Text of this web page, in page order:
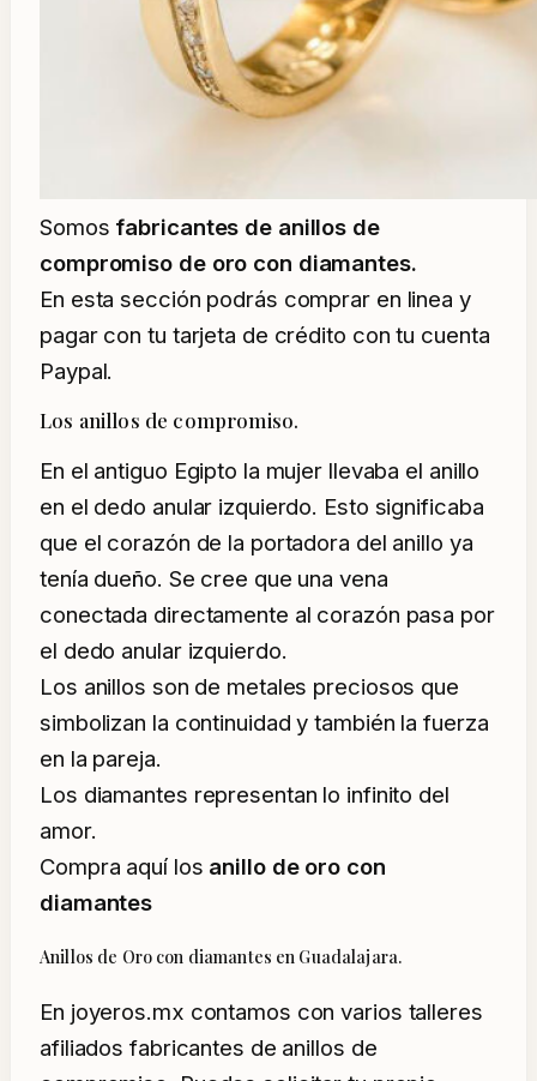
Somos fabricantes de anillos de
compromiso de oro con diamantes.
En esta sección podrás comprar en linea y
pagar con tu tarjeta de crédito con tu cuenta
Paypal.
Los anillos de compromiso.
En el antiguo Egipto la mujer llevaba el anillo
en el dedo anular izquierdo. Esto significaba
que el corazón de la portadora del anillo ya
tenía dueño. Se cree que una vena
conectada directamente al corazón pasa por
el dedo anular izquierdo.
Los anillos son de metales preciosos que
simbolizan la continuidad y también la fuerza
en la pareja.
Los diamantes representan lo infinito del
amor.
Compra aquí los anillo de oro con
diamantes
Anillos de Oro con diamantes en Guadalajara.
En joyeros.mx contamos con varios talleres
afiliados fabricantes de anillos de